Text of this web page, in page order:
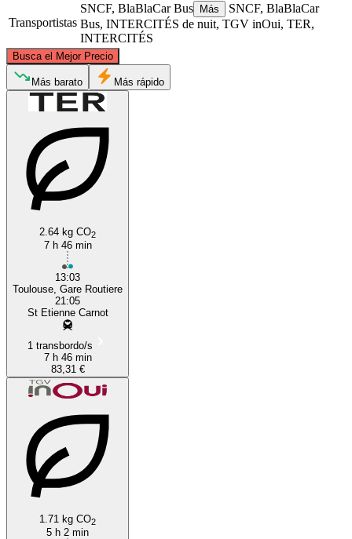
Transportistas
SNCF, BlaBlaCar Bus Más
SNCF, BlaBlaCar
Bus, INTERCITÉS de nuit, TGV inOui, TER,
INTERCITÉS
Busca el Mejor Precio
Toulouse
Más barato Más rápido
2.64 kg CO2
7 h 46 min
13:03
Toulouse, Gare Routiere
21:05
St Etienne Carnot
1 transbordo/s
7 h 46 min
83,31 €
1.71 kg CO2
5 h 2 min